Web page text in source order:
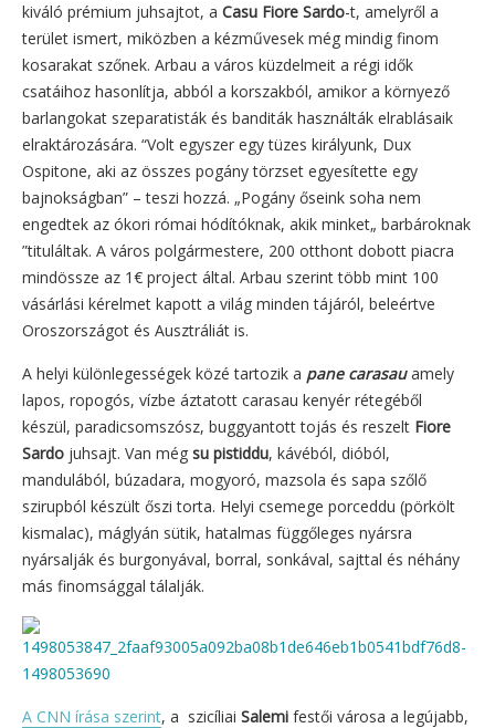
kiváló prémium juhsajtot, a Casu Fiore Sardo-t, amelyről a
terület ismert, miközben a kézművesek még mindig finom
kosarakat szőnek. Arbau a város küzdelmeit a régi idők
csatáihoz hasonlítja, abból a korszakból, amikor a környező
barlangokat szeparatisták és banditák használták elrablásaik
elraktározására. “Volt egyszer egy tüzes királyunk, Dux
Ospitone, aki az összes pogány törzset egyesítette egy
bajnokságban” – teszi hozzá. „Pogány őseink soha nem
engedtek az ókori római hódítóknak, akik minket„ barbároknak
”tituláltak. A város polgármestere, 200 otthont dobott piacra
mindössze az 1€ project által. Arbau szerint több mint 100
vásárlási kérelmet kapott a világ minden tájáról, beleértve
Oroszországot és Ausztráliát is.
A helyi különlegességek közé tartozik a pane carasauamely
lapos, ropogós, vízbe áztatott carasau kenyér rétegéből
készül, paradicsomszósz, buggyantott tojás és reszelt Fiore
Sardo juhsajt. Van még su pistiddu, kávéból, dióból,
mandulából, búzadara, mogyoró, mazsola és sapa szőlő
szirupból készült őszi torta. Helyi csemege porceddu (pörkölt
kismalac), máglyán sütik, hatalmas függőleges nyársra
nyársalják és burgonyával, borral, sonkával, sajttal és néhány
más finomsággal tálalják.
A CNN írása szerint, a szicíliai Salemi festői városa a legújabb,